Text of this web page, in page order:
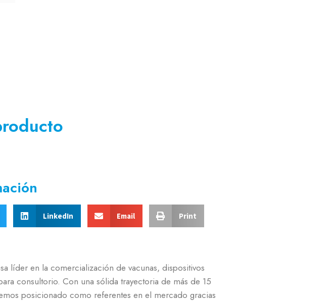
LinkedIn Email Print
líder en la comercialización de vacunas, dispositivos
consultorio. Con una sólida trayectoria de más de 15
posicionado como referentes en el mercado gracias